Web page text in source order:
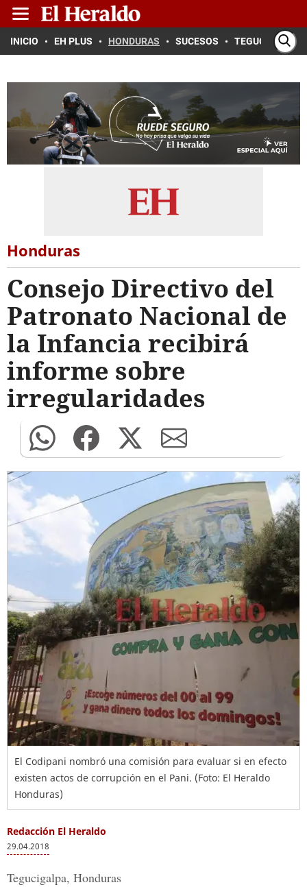
INICIO EH PLUS HONDURAS SUCESOS TEGUCIGALPA
Honduras
Consejo Directivo del
Patronato Nacional de
la Infancia recibirá
informe sobre
irregularidades
El Codipani nombró una comisión para evaluar si en efecto
existen actos de corrupción en el Pani. (Foto: El Heraldo
Honduras)
Redacción El Heraldo
29.04.2018
Tegucigalpa, Honduras